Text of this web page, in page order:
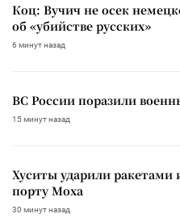
Коц: Вучич не осек
об «убийстве русских»
6 минут назад
ВС России поразили
15 минут назад
Хуситы ударили
порту Моха
30 минут назад